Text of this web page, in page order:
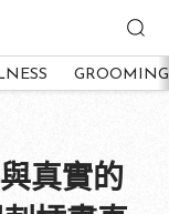
GROOMING
真實的